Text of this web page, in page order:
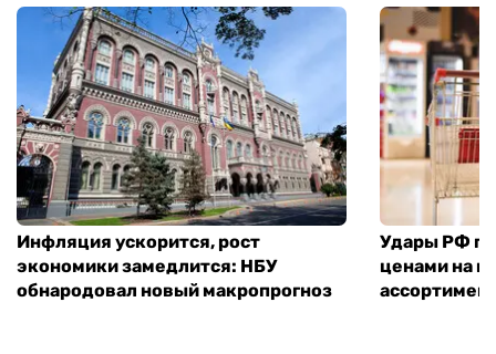
Инфляция ускорится, рост
экономики замедлится: НБУ
обнародовал новый макропрогноз
Удары РФ по
ценами на